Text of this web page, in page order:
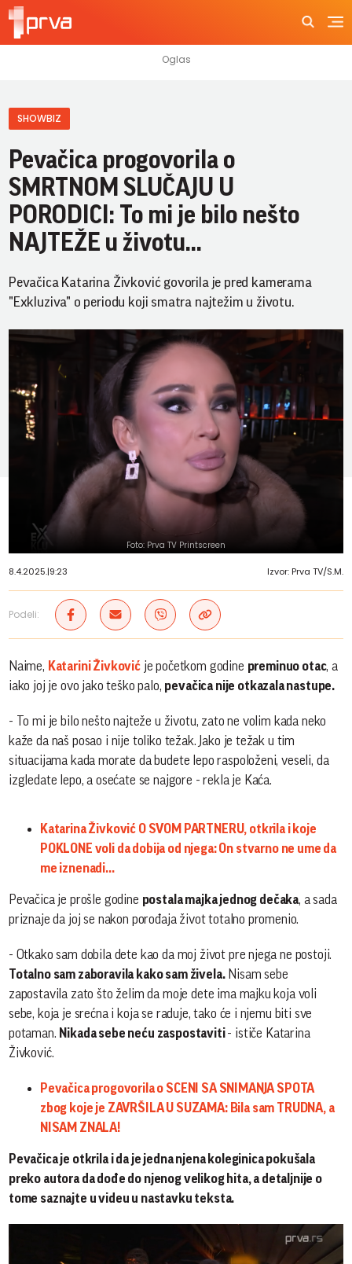
SHOWBIZ
Pevačica progovorila o
SMRTNOM SLUČAJU U
PORODICI: To mi je bilo nešto
NAJTEŽE u životu...
Pevačica Katarina Živković govorila je pred kamerama
"Exkluziva" o periodu koji smatra najtežim u životu.
Foto: Prva TV Printscreen
8.4.2025.|9:23 Izvor: Prva TV/S.M.
Podeli:
Naime, Katarini Živkovićje početkom godine preminuo otac, a
iako joj je ovo jako teško palo, pevačica nije otkazala nastupe.
- To mi je bilo nešto najteže u životu, zato ne volim kada neko
kaže da naš posao i nije toliko težak. Jako je težak u tim
situacijama kada morate da budete lepo raspoloženi, veseli, da
izgledate lepo, a osećate se najgore - rekla je Kaća.
Katarina Živković O SVOM PARTNERU, otkrila i koje
POKLONE voli da dobija od njega: On stvarno ne ume da
me iznenadi...
Pevačica je prošle godine postala majka jednog dečaka, a sada
priznaje da joj se nakon porođaja život totalno promenio.
- Otkako sam dobila dete kao da moj život pre njega ne postoji.
Totalno sam zaboravila kako sam živela.Nisam sebe
zapostavila zato što želim da moje dete ima majku koja voli
sebe, koja je srećna i koja se raduje, tako će i njemu biti sve
potaman. Nikada sebe neću zaspostaviti- ističe Katarina
Živković.
Pevačica progovorila o SCENI SA SNIMANJA SPOTA
zbog koje je ZAVRŠILA U SUZAMA: Bila sam TRUDNA, a
NISAM ZNALA!
Pevačica je otkrila i da je jedna njena koleginica pokušala
preko autora da dođe do njenog velikog hita, a detaljnije o
tome saznajte u videu u nastavku teksta.